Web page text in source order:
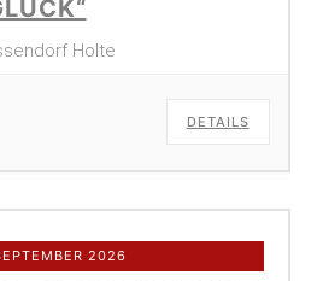
Holte
DETAILS
2026